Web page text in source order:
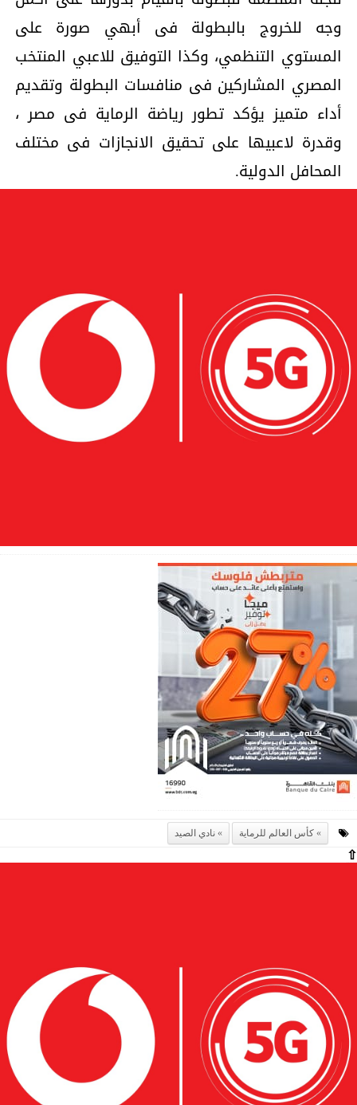
وجه للخروج بالبطولة فى أبهي صورة على
المستوي التنظمي، وكذا التوفيق للاعبي المنتخب
المصري المشاركين فى منافسات البطولة وتقديم
أداء متميز يؤكد تطور رياضة الرماية فى مصر ،
وقدرة لاعبيها على تحقيق الانجازات فى مختلف
المحافل الدولية.
كأس العالم للرماية نادي الصيد
⇧